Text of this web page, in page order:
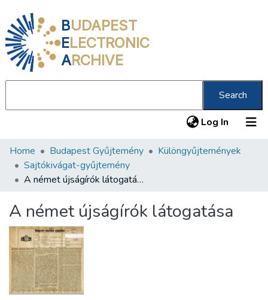
BUDAPEST
ELECTRONIC
ARCHIVE
Search
Log In (current)
Communities & Collections
All of DSpace
About us
Home Budapest Gyűjtemény
Különgyűjtemények
Sajtókivágat-gyűjtemény
A német újságírók látogatása
A német újságírók látogatása